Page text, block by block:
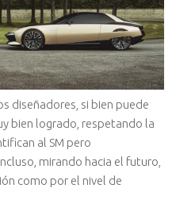
diseñadores, si bien puede
bien logrado, respetando la
al SM pero
mirando hacia el futuro,
como por el nivel de